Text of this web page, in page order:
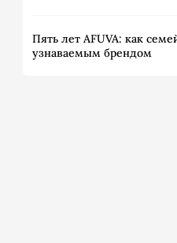
Пять лет AFUVA: как
узнаваемым брендом